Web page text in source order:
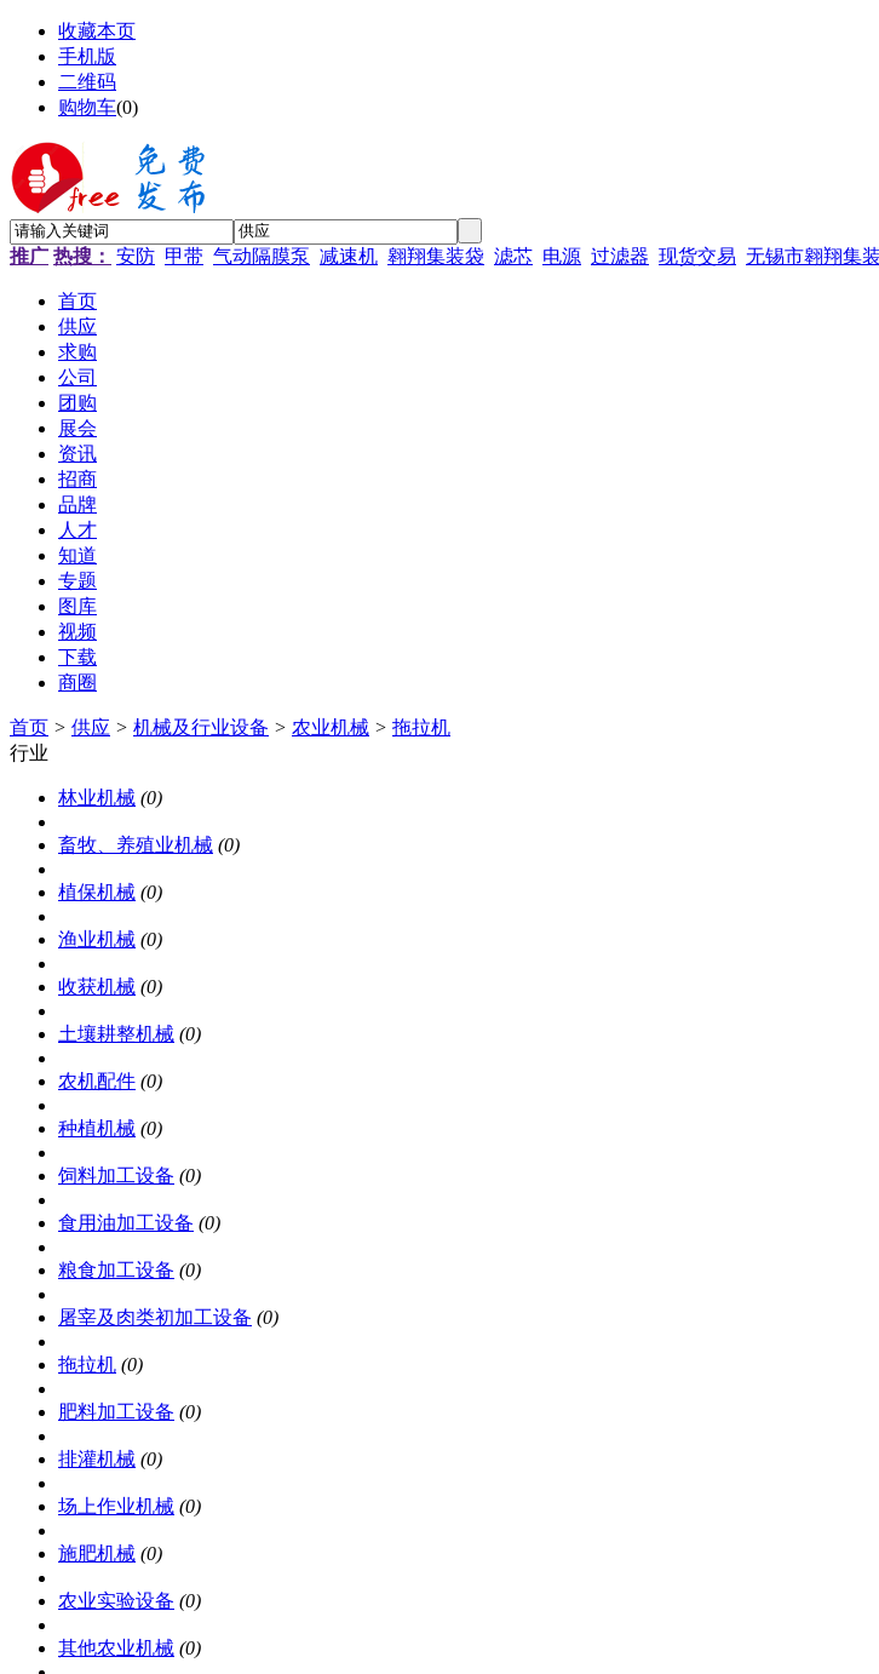
收藏本页
手机版
二维码
购物车(0)
推广 热搜： 安防 甲带 气动隔膜泵 减速机 翱翔集装袋 滤芯 电源 过滤器 现货交易 无锡市翱翔集
首页
供应
求购
公司
团购
展会
资讯
招商
品牌
人才
知道
专题
图库
视频
下载
商圈
首页 > 供应 > 机械及行业设备 > 农业机械 > 拖拉机
行业
林业机械 (0)
畜牧、养殖业机械 (0)
植保机械 (0)
渔业机械 (0)
收获机械 (0)
土壤耕整机械 (0)
农机配件 (0)
种植机械 (0)
饲料加工设备 (0)
食用油加工设备 (0)
粮食加工设备 (0)
屠宰及肉类初加工设备 (0)
拖拉机 (0)
肥料加工设备 (0)
排灌机械 (0)
场上作业机械 (0)
施肥机械 (0)
农业实验设备 (0)
其他农业机械 (0)